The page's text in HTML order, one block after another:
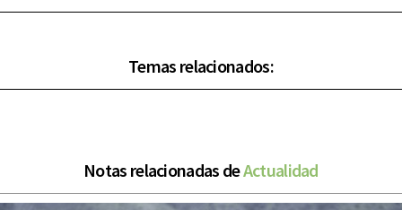
Temas relacionados:
Notas relacionadas deActualidad